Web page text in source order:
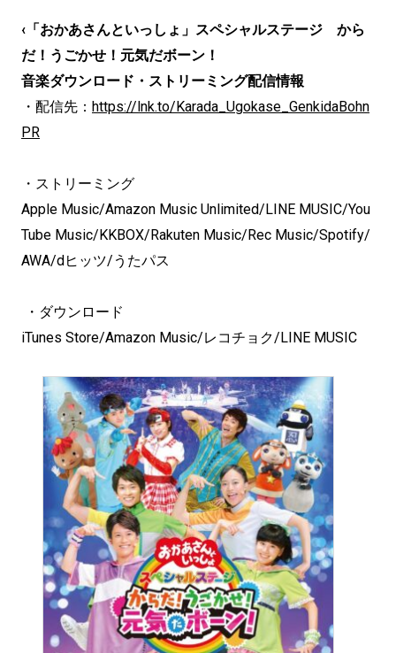
‹「おかあさんといっしょ」スペシャルステージ から
だ！うごかせ！元気だボーン！
音楽ダウンロード・ストリーミング配信情報
・配信先： https://lnk.to/Karada_Ugokase_GenkidaBohn
PR
・ストリーミング
Apple Music/Amazon Music Unlimited/LINE MUSIC/You
Tube Music/KKBOX/Rakuten Music/Rec Music/Spotify/
AWA/dヒッツ/うたパス
・ダウンロード
iTunes Store/Amazon Music/レコチョク/LINE MUSIC